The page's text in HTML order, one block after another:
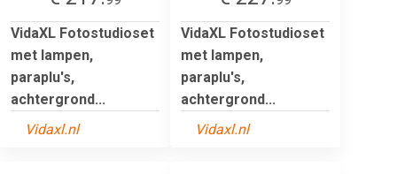
VidaXL Fotostudioset
met lampen,
paraplu's,
achtergrond...
Vidaxl.nl
VidaXL Fotostudioset
met lampen,
paraplu's,
achtergrond...
Vidaxl.nl